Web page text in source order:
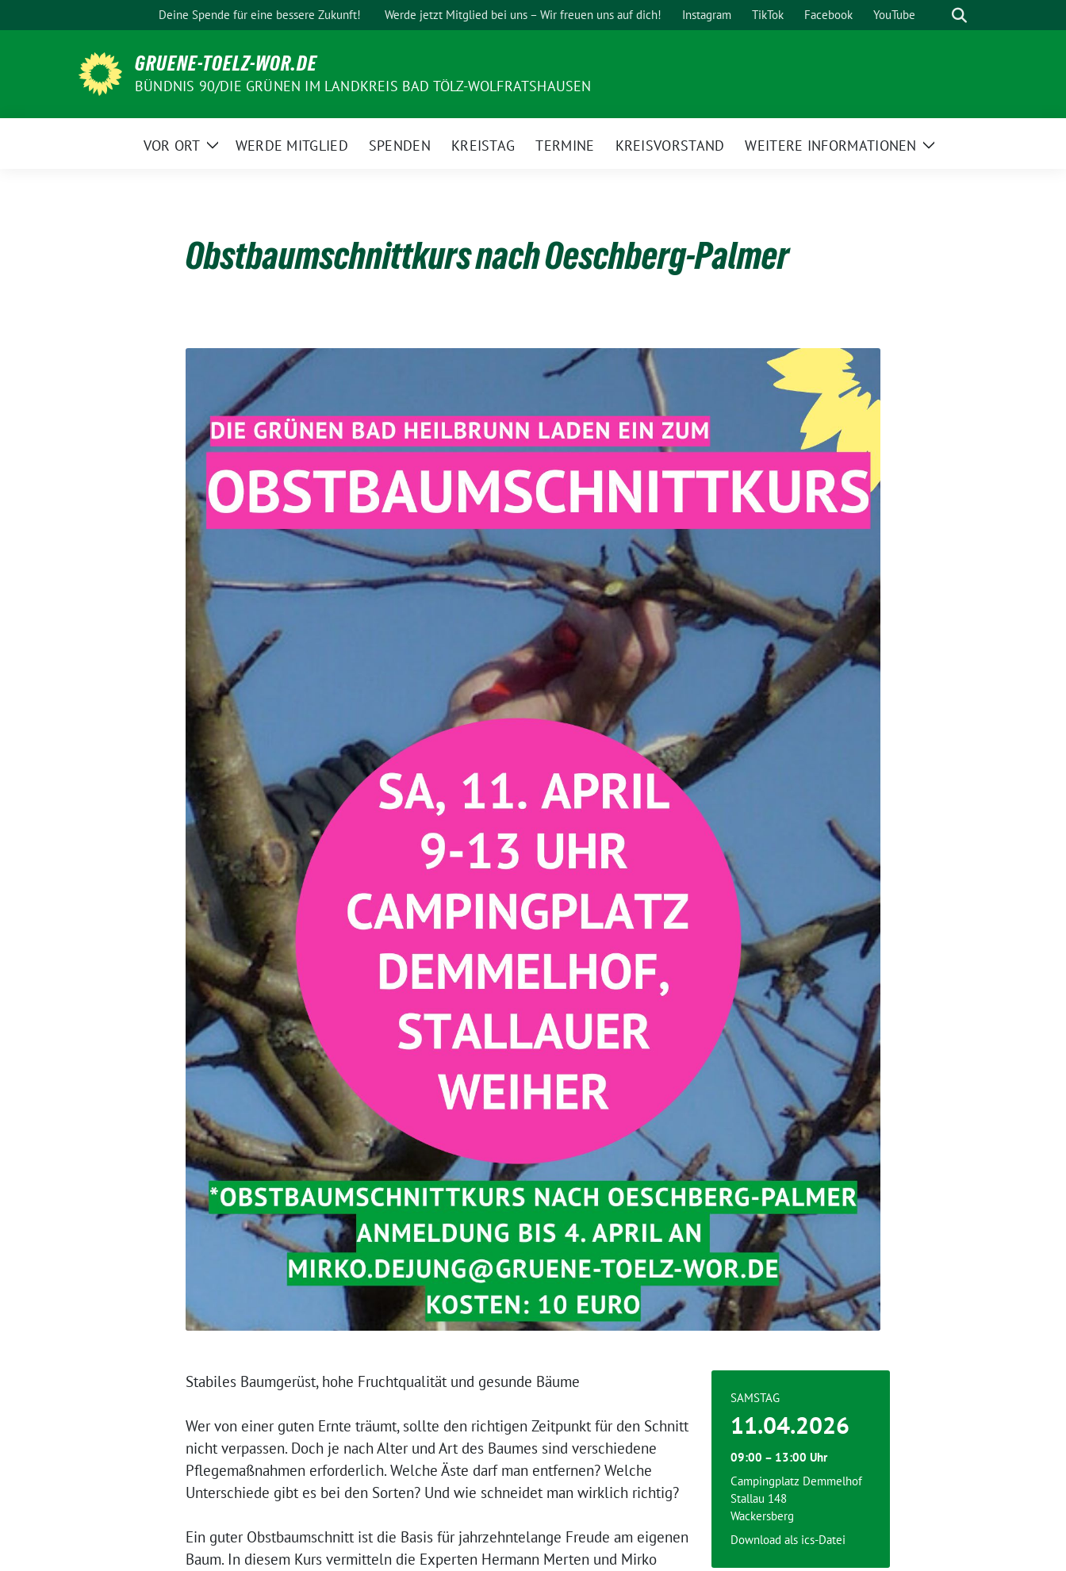
zum
Deine Spende für eine bessere Zukunft! Werde jetzt Mitglied bei uns – Wir freuen uns auf dich! Instagram TikTok Facebook YouTube Suche
GRUENE-TOELZ-WOR.DE
BÜNDNIS 90/DIE GRÜNEN IM LANDKREIS BAD TÖLZ-WOLFRATSHAUSEN
VOR ORT
ZeigeWERDE MITGLIED SPENDEN KREISTAG TERMINE KREISVORSTAND WEITERE INFORMATIONEN
Zeige
Obstbaumschnittkurs nach Oeschberg-Palmer
Stabiles Baumgerüst, hohe Fruchtqualität und gesunde Bäume
Wer von einer guten Ernte träumt, sollte den richtigen Zeitpunkt für den Schnitt
nicht verpassen. Doch je nach Alter und Art des Baumes sind verschiedene
Pflegemaßnahmen erforderlich. Welche Äste darf man entfernen? Welche
Unterschiede gibt es bei den Sorten? Und wie schneidet man wirklich richtig?
Ein guter Obstbaumschnitt ist die Basis für jahrzehntelange Freude am eigenen
Baum. In diesem Kurs vermitteln die Experten Hermann Merten und Mirko
SAMSTAG
11.04.2026
09:00 – 13:00 Uhr
Campingplatz Demmelhof
Stallau 148
Wackersberg
Download als ics-Datei